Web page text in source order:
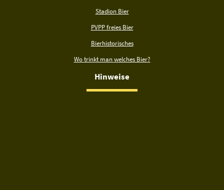
Stadion Bier
PVPP freies Bier
Bierhistorisches
Wo trinkt man welches Bier?
Hinweise